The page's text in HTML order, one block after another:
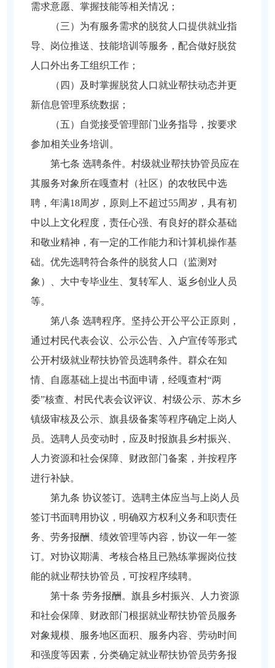
需求意愿、掌握技能等相关情况；
（三）为有服务需求的脱贫人口提供就业指
导、岗位推送、技能培训等服务，配合做好脱贫
人口外出务工组织工作；
（四）及时掌握脱贫人口就业帮扶动态并更
新信息管理系统数据；
（五）自觉接受管理部门业务指导，按要求
参加相关业务培训。
第七条 选聘条件。村级就业帮扶协管员应在
其服务对象所在嘎查村（社区）的农牧民中选
聘，年满18周岁，原则上不超过55周岁，具有初
中以上文化程度，责任心强、有良好的群众基础
和敬业精神，有一定的工作能力和计算机操作基
础。优先选聘符合条件的脱贫人口（监测对
象）、大中专毕业生、复转军人、返乡创业人员
等。
第八条 选聘程序。坚持公开公平公正原则，
通过村民代表会议、公示公告、入户宣传等形式
公开村级就业帮扶协管员选聘条件。群众在知
情、自愿基础上提出书面申请，经嘎查村“两
委”核查、村民代表会议评议、村级公示、苏木乡
镇级审核及公示、旗县级备案等程序确定上岗人
员。选聘人员变动时，应及时报旗县乡村振兴、
人力资源和社会保障、财政部门备案，并按程序
进行补缺。
第九条 协议签订。选聘主体应当与上岗人员
签订书面聘用协议，明确双方权利义务和职责任
务、劳务报酬、绩效管理等内容，协议一年一签
订。对协议期满、考核合格且已熟练掌握岗位技
能的就业帮扶协管员，可按程序续聘。
第十条 劳务报酬。旗县乡村振兴、人力资源
和社会保障、财政部门根据就业帮扶协管员服务
对象规模、服务地区面积、服务内容、劳动时间
和强度等因素，分类确定就业帮扶协管员劳务报